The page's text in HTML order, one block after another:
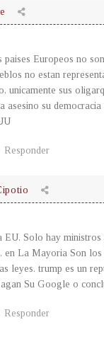
Europeos no
no estan
unicamente sus
asesino su democracia
Responder
Solo hay ministros
en La Mayoria Son
leyes. trump es un
Su Google o
Responder